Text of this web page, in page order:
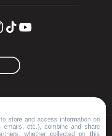
to store and access information on
etc.), combine and share
whether collected on this